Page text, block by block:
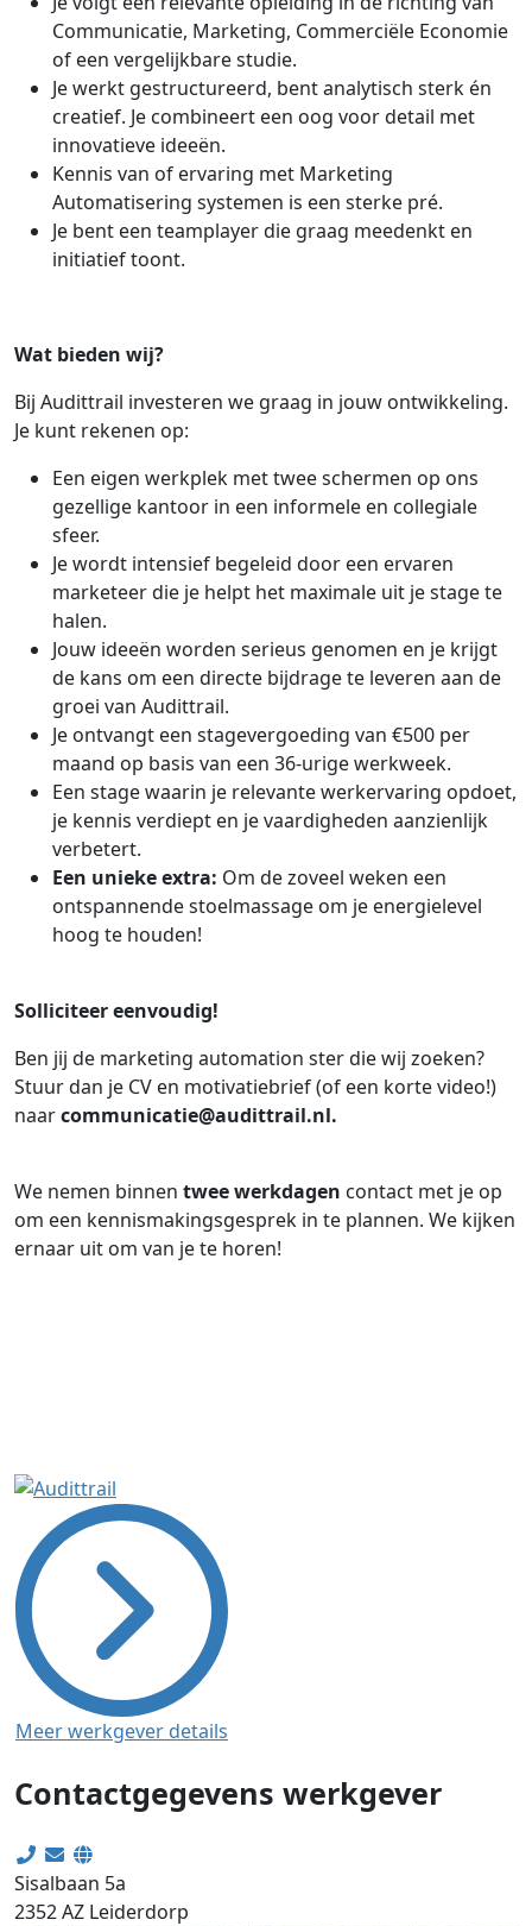
Communicatie, Marketing, Commerciële Economie
of een vergelijkbare studie.
Je werkt gestructureerd, bent analytisch sterk én
creatief. Je combineert een oog voor detail met
innovatieve ideeën.
Kennis van of ervaring met Marketing
Automatisering systemen is een sterke pré.
Je bent een teamplayer die graag meedenkt en
initiatief toont.
Wat bieden wij?
Bij Audittrail investeren we graag in jouw ontwikkeling.
Je kunt rekenen op:
Een eigen werkplek met twee schermen op ons
gezellige kantoor in een informele en collegiale
sfeer.
Je wordt intensief begeleid door een ervaren
marketeer die je helpt het maximale uit je stage te
halen.
Jouw ideeën worden serieus genomen en je krijgt
de kans om een directe bijdrage te leveren aan de
groei van Audittrail.
Je ontvangt een stagevergoeding van €500 per
maand op basis van een 36-urige werkweek.
Een stage waarin je relevante werkervaring opdoet,
je kennis verdiept en je vaardigheden aanzienlijk
verbetert.
Een unieke extra: Om de zoveel weken een
ontspannende stoelmassage om je energielevel
hoog te houden!
Solliciteer eenvoudig!
Ben jij de marketing automation ster die wij zoeken?
Stuur dan je CV en motivatiebrief (of een korte video!)
naarcommunicatie@audittrail.nl.
We nemen binnen twee werkdagen contact met je op
om een kennismakingsgesprek in te plannen. We kijken
ernaar uit om van je te horen!
Meer werkgever details
Contactgegevens werkgever
Sisalbaan 5a
2352 AZ Leiderdorp